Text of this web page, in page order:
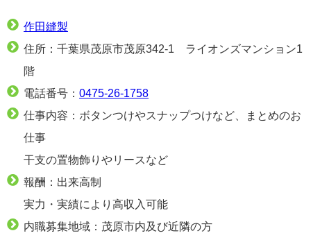
作田縫製
住所：千葉県茂原市茂原342-1 ライオンズマンション1
階
電話番号： 0475-26-1758
仕事内容：ボタンつけやスナップつけなど、まとめのお
仕事
干支の置物飾りやリースなど
報酬：出来高制
実力・実績により高収入可能
内職募集地域：茂原市内及び近隣の方